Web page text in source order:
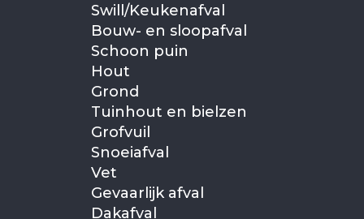
Swill/Keukenafval
Bouw- en sloopafval
Schoon puin
Hout
Grond
Tuinhout en bielzen
Grofvuil
Snoeiafval
Vet
Gevaarlijk afval
Dakafval